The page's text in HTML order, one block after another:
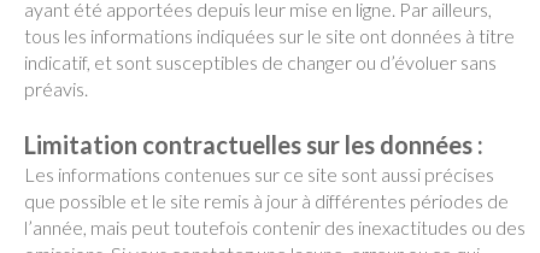
ayant été apportées depuis leur mise en ligne. Par ailleurs,
tous les informations indiquées sur le site ont données à titre
indicatif, et sont susceptibles de changer ou d’évoluer sans
préavis.
Limitation contractuelles sur les données :
Les informations contenues sur ce site sont aussi précises
que possible et le site remis à jour à différentes périodes de
l’année, mais peut toutefois contenir des inexactitudes ou des